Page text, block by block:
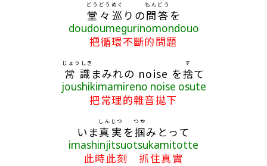
堂々
どうどう
巡
めぐ
りの問答
もんどう
を
doudoumegurinomondouo
把循環不斷的問題
常識
じょうしき
まみれの noise を捨
す
て
joushikimamireno noise osute
把常理的雜音拋下
いま真実
しんじつ
を 掴
つか
みとって
imashinjitsuotsukamitotte
此時此刻 抓住真實